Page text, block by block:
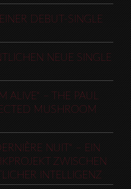
DEBUT-SINGLE
NEUE SINGLE
ALIVE“ – THE PAUL
MUSHROOM
NUIT“ – EIN
ZWISCHEN
INTELLIGENZ